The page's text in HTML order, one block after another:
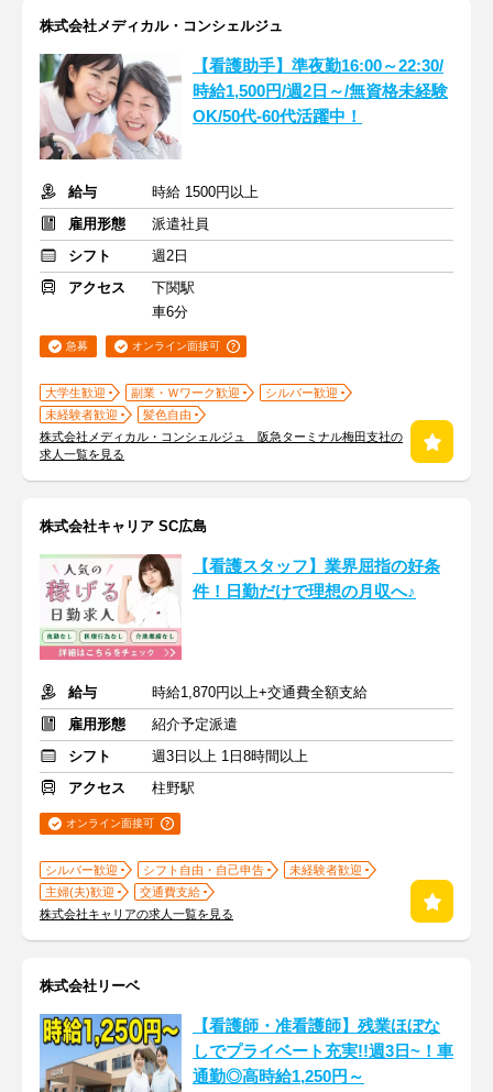
株式会社メディカル・コンシェルジュ
【看護助手】準夜勤16:00～22:30/
時給1,500円/週2日～/無資格未経験
OK/50代-60代活躍中！
給与
時給 1500円以上
雇用形態
派遣社員
シフト
週2日
アクセス
下関駅
車6分
急募 オンライン面接可
大学生歓迎 副業・Ｗワーク歓迎
シルバー歓迎
未経験者歓迎
髪色自由
株式会社メディカル・コンシェルジュ 阪急ターミナル梅田支社の
求人一覧を見る
株式会社キャリア SC広島
【看護スタッフ】業界屈指の好条
件！日勤だけで理想の月収へ♪
給与
時給1,870円以上+交通費全額支給
雇用形態
紹介予定派遣
シフト
週3日以上 1日8時間以上
アクセス
柱野駅
オンライン面接可
シルバー歓迎 シフト自由・自己申告
未経験者歓迎
主婦(夫)歓迎
交通費支給
株式会社キャリアの求人一覧を見る
株式会社リーベ
【看護師・准看護師】残業ほぼな
しでプライベート充実!!週3日~！車
通勤◎高時給1,250円～